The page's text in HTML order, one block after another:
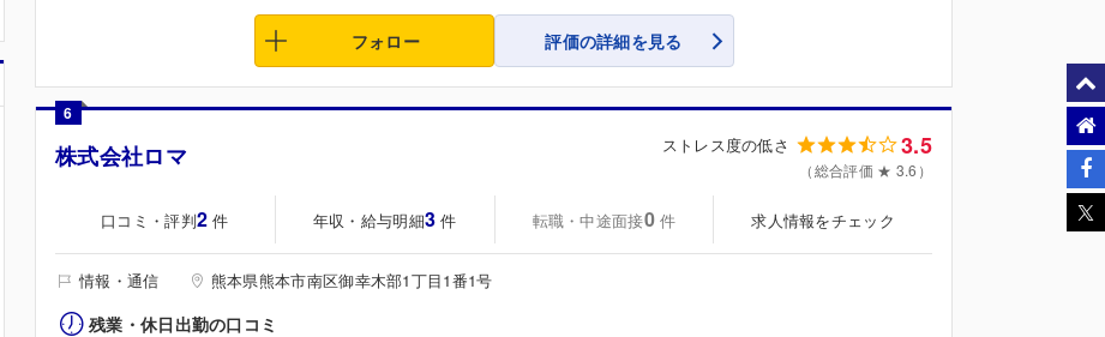
フォロー 評価の詳細を見る
6
株式会社ロマ ストレス度の低さ 3.5
（総合評価 ★ 3.6）
口コミ・評判2 件 年収・給与明細3 件 転職・中途面接0 件 求人情報をチェック
情報・通信 熊本県熊本市南区御幸木部1丁目1番1号
残業・休日出勤の口コミ